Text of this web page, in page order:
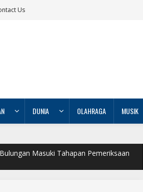
Us
DUNIA OLAHRAGA MUSIK
Masuki Tahapan Pemeriksaan